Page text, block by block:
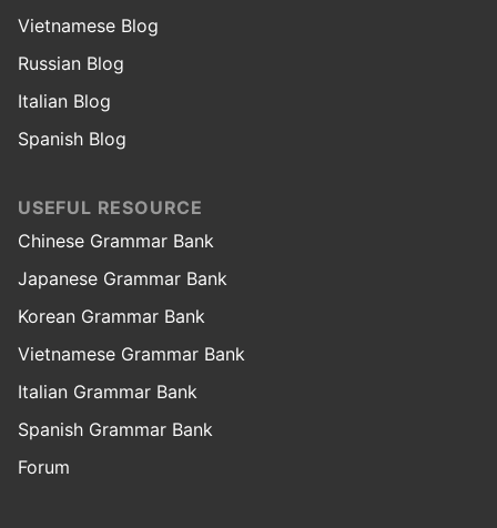
Vietnamese Blog
Russian Blog
Italian Blog
Spanish Blog
USEFUL RESOURCE
Chinese Grammar Bank
Japanese Grammar Bank
Korean Grammar Bank
Vietnamese Grammar Bank
Italian Grammar Bank
Spanish Grammar Bank
Forum